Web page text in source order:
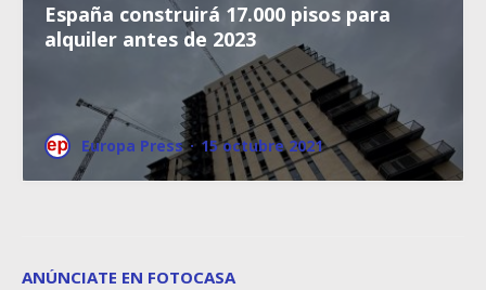
España construirá 17.000 pisos para
alquiler antes de 2023
Europa Press · 15 octubre 2021
ANÚNCIATE EN FOTOCASA